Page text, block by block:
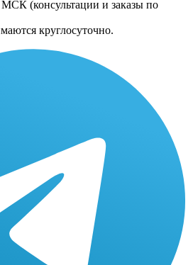
МСК (консультации и заказы по
круглосуточно.